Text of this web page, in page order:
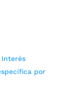
por
de
Noticias
y 90